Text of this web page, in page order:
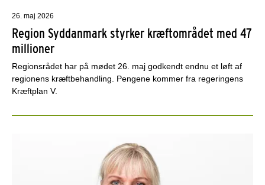
26. maj 2026
Region Syddanmark styrker kræftområdet med 47
millioner
Regionsrådet har på mødet 26. maj godkendt endnu et løft af
regionens kræftbehandling. Pengene kommer fra regeringens
Kræftplan V.